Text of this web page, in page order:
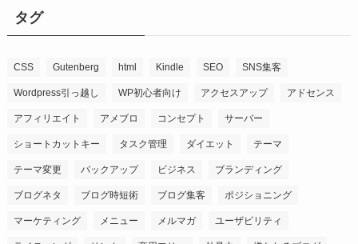
タグ
CSS Gutenberg html Kindle SEO SNS集客
Wordpress引っ越し WP初心者向け アクセスアップ アドセンス
アフィリエイト アメブロ コンセプト サーバー
ショートカットキー タスク管理 ダイエット テーマ
テーマ変更 バックアップ ビジネス ブランディング
ブログネタ ブログ時短術 ブログ集客 ポジショニング
マーケティング メニュー メルマガ ユーザビリティ